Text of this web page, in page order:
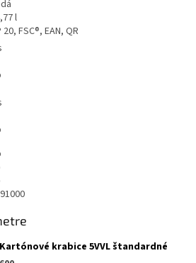
l
20, FSC®, EAN, QR
Kartónové krabice 5VVL štandardné